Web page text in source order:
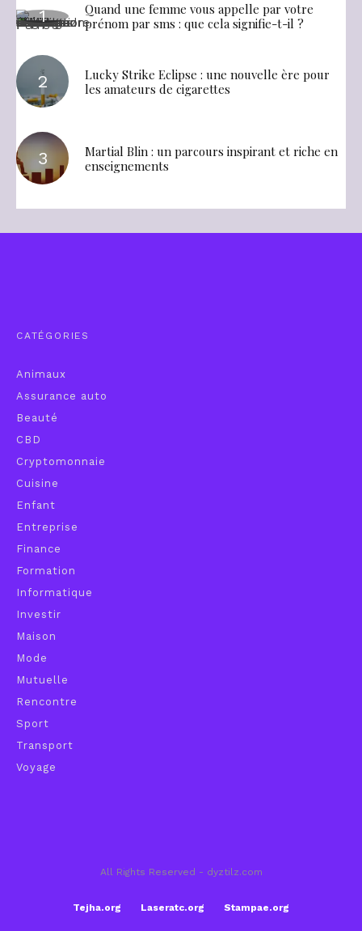
Quand une femme vous appelle par votre
prénom par sms : que cela signifie-t-il ?
Lucky Strike Eclipse : une nouvelle ère pour
les amateurs de cigarettes
Martial Blin : un parcours inspirant et riche en
enseignements
CATÉGORIES
Animaux
Assurance auto
Beauté
CBD
Cryptomonnaie
Cuisine
Enfant
Entreprise
Finance
Formation
Informatique
Investir
Maison
Mode
Mutuelle
Rencontre
Sport
Transport
Voyage
All Rights Reserved - dyztilz.com
Tejha.org Laseratc.org Stampae.org